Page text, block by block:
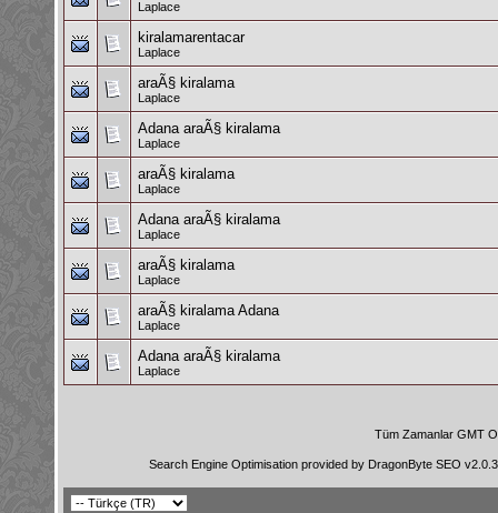
Laplace
kiralamarentacar
Laplace
araÃ§ kiralama
Laplace
Adana araÃ§ kiralama
Laplace
araÃ§ kiralama
Laplace
Adana araÃ§ kiralama
Laplace
araÃ§ kiralama
Laplace
araÃ§ kiralama Adana
Laplace
Adana araÃ§ kiralama
Laplace
Tüm Zamanlar GMT
Search Engine Optimisation provided by DragonByte SEO